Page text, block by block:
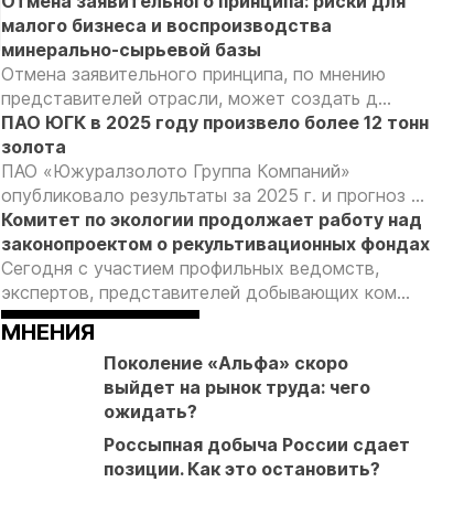
малого бизнеса и воспроизводства
минерально-сырьевой базы
Отмена заявительного принципа, по мнению
представителей отрасли, может создать д...
ПАО ЮГК в 2025 году произвело более 12 тонн
золота
ПАО «Южуралзолото Группа Компаний»
опубликовало результаты за 2025 г. и прогноз ...
Комитет по экологии продолжает работу над
законопроектом о рекультивационных фондах
Сегодня с участием профильных ведомств,
экспертов, представителей добывающих ком...
МНЕНИЯ
Поколение «Альфа» скоро
выйдет на рынок труда: чего
ожидать?
Россыпная добыча России сдает
позиции. Как это остановить?